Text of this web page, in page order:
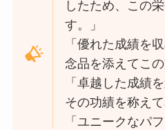
したため、この
す。」
「優れた成績を
念品を添えてこ
「卓越した成績
その功績を称え
「ユニークなパ